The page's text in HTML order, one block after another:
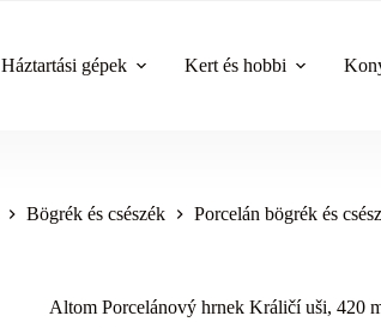
Háztartási gépek Kert és hobbi
Bögrék és csészék
Porcelán bögrék és
Altom Porcelánový hrnek Králičí uši, 420